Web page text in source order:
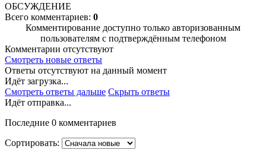
ОБСУЖДЕНИЕ
Всего комментариев: 0
Комментирование доступно только авторизованным
пользователям с подтверждённым телефоном
Комментарии отсутствуют
Смотреть новые ответы
Ответы отсутствуют на данный момент
Идёт загрузка...
Смотреть ответы дальше Скрыть ответы
Идёт отправка...
Последние 0 комментариев
Сортировать: